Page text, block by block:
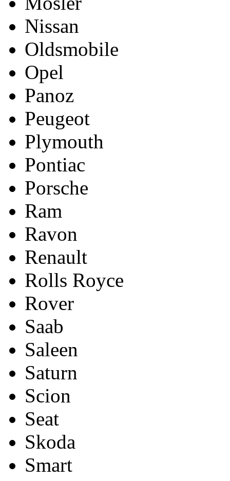
Nissan
Oldsmobile
Opel
Panoz
Peugeot
Plymouth
Pontiac
Porsche
Ram
Ravon
Renault
Rolls Royce
Rover
Saab
Saleen
Saturn
Scion
Seat
Skoda
Smart